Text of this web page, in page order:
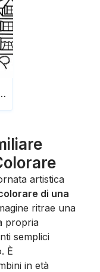
Con Casa
artistica
di una
ritrae una
propria
semplici
È
in età